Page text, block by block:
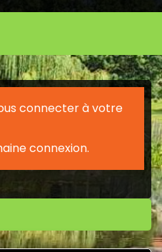
connecter à votre
connexion.